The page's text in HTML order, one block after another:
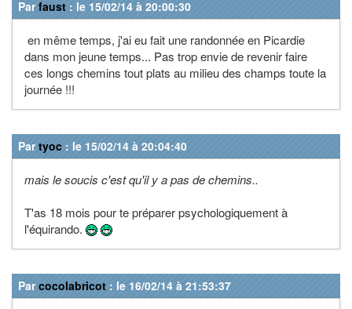
Parfaust : le 15/02/14 à 20:00:30
en même temps, j'ai eu fait une randonnée en Picardie
dans mon jeune temps... Pas trop envie de revenir faire
ces longs chemins tout plats au milieu des champs toute la
journée !!!
Partyoc : le 15/02/14 à 20:04:40
mais le soucis c'est qu'il y a pas de chemins..
T'as 18 mois pour te préparer psychologiquement à
l'équirando.
Parcocolabricot : le 16/02/14 à 21:53:37